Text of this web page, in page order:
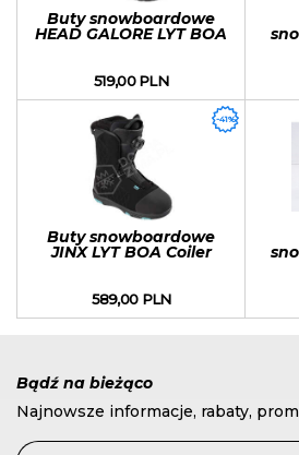
Buty snowboardowe
HEAD GALORE LYT BOA
519,00 PLN
Buty snowboardowe
JINX LYT BOA Coiler
589,00 PLN
-41%
Bądź na bieżąco
Najnowsze informacje, rabaty,